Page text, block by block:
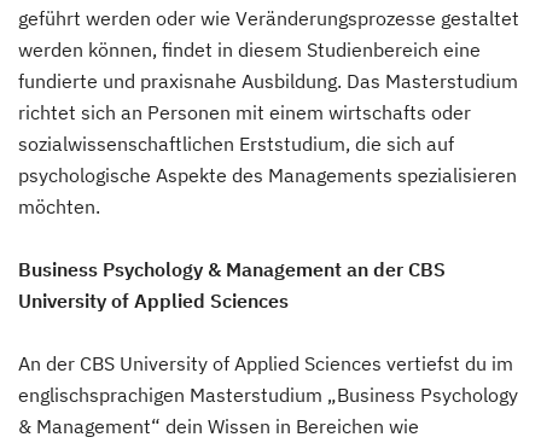
geführt werden oder wie Veränderungsprozesse gestaltet
werden können, findet in diesem Studienbereich eine
fundierte und praxisnahe Ausbildung. Das Masterstudium
richtet sich an Personen mit einem wirtschafts oder
sozialwissenschaftlichen Erststudium, die sich auf
psychologische Aspekte des Managements spezialisieren
möchten.
Business Psychology & Management an der CBS
University of Applied Sciences
An der CBS University of Applied Sciences vertiefst du im
englischsprachigen Masterstudium „Business Psychology
& Management“ dein Wissen in Bereichen wie